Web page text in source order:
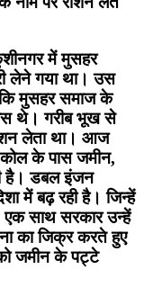
में मुसहर
लेने गया था। उस
मुसहर समाज के
थे। गरीब भूख से
लेता था। आज
के पास जमीन,
है। डबल इंजन
में बढ़ रही है। जिन्हें
साथ सरकार उन्हें
का जिक्र करते हुए
जमीन के पट्टे